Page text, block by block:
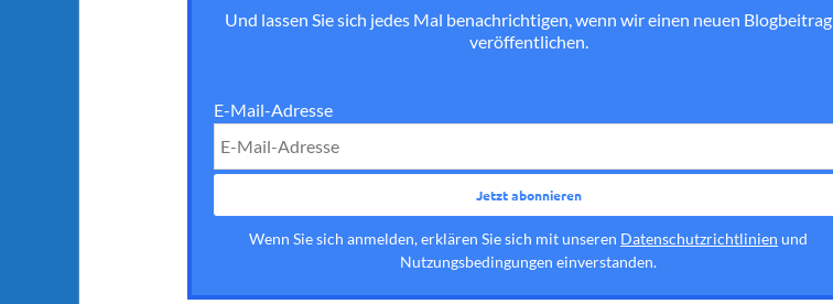
Und lassen Sie sich jedes Mal benachrichtigen, wenn wir einen neuen Blogbeitrag
veröffentlichen.
E-Mail-Adresse
Wenn Sie sich anmelden, erklären Sie sich mit unseren Datenschutzrichtlinien und
Nutzungsbedingungen einverstanden.